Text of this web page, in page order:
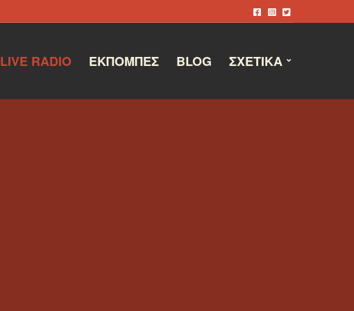
LIVE RADIO ΕΚΠΟΜΠΈΣ BLOG ΣΧΕΤΙΚΆ